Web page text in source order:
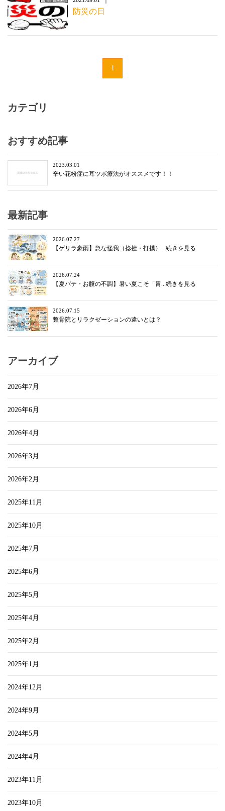
防災の日
1
カテゴリ
おすすめ記事
2023.03.01
辛い花粉症に耳ツボ療法がオススメです！！
最新記事
2026.07.27
【ゲリラ豪雨】急な怪我（捻挫・打撲）...続きを見る
2026.07.24
【夏バテ・お腹の不調】暑い夏こそ「胃...続きを見る
2026.07.15
整骨院とリラクゼーションの違いとは？
アーカイブ
2026年7月
2026年6月
2026年4月
2026年3月
2026年2月
2025年11月
2025年10月
2025年7月
2025年6月
2025年5月
2025年4月
2025年2月
2025年1月
2024年12月
2024年9月
2024年5月
2024年4月
2023年11月
2023年10月